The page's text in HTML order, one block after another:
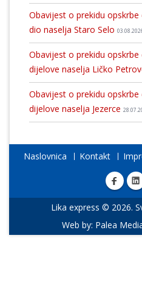
Obavijest o prekidu
dio naselja Staro Selo
Obavijest o prekidu
dijelove naselja Ličko
Obavijest o prekidu
dijelove naselja Jezerce
Naslovnica Kontakt
Lika express © 2026.
Web by: Palea